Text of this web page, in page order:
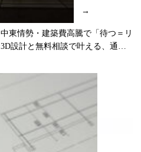
→
東情勢・建築費高騰で「待つ＝リ
設計と無料相談で叶える、通行